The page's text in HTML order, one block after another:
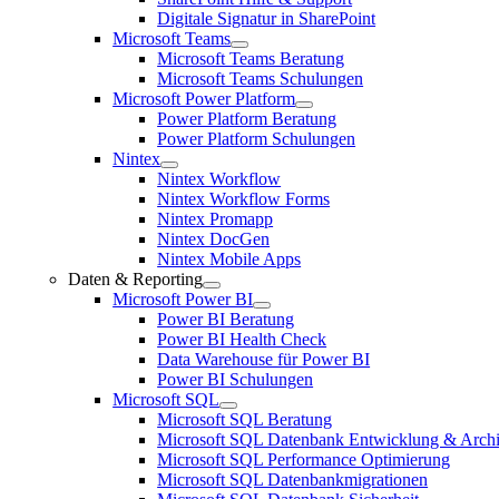
Digitale Signatur in SharePoint
Microsoft Teams
Microsoft Teams Beratung
Microsoft Teams Schulungen
Microsoft Power Platform
Power Platform Beratung
Power Platform Schulungen
Nintex
Nintex Workflow
Nintex Workflow Forms
Nintex Promapp
Nintex DocGen
Nintex Mobile Apps
Daten & Reporting
Microsoft Power BI
Power BI Beratung
Power BI Health Check
Data Warehouse für Power BI
Power BI Schulungen
Microsoft SQL
Microsoft SQL Beratung
Microsoft SQL Datenbank Entwicklung &
Microsoft SQL Performance Optimierung
Microsoft SQL Datenbankmigrationen